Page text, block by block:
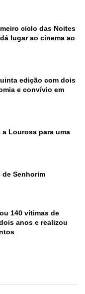
ciclo das Noites
lugar ao cinema ao
edição com dois
e convívio em
a Lourosa para uma
de Senhorim
140 vítimas de
anos e realizou